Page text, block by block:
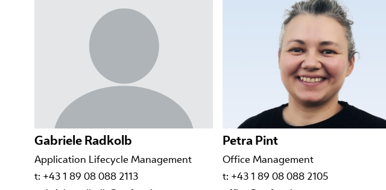
Gabriele Radkolb
Application Lifecycle Management
t: +43 1 89 08 088 2113
Petra Pint
Office Management
t: +43 1 89 08 088 2105